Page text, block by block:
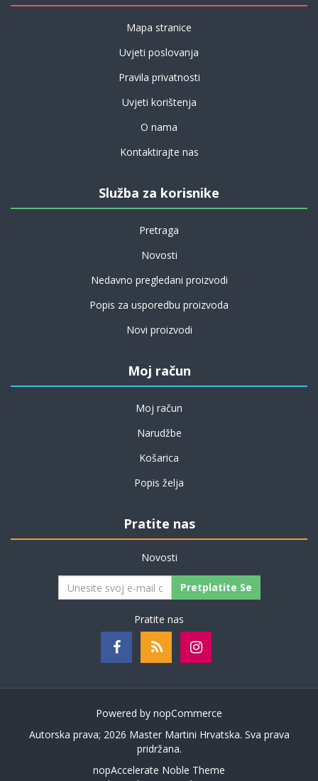
Mapa stranice
Uvjeti poslovanja
Pravila privatnosti
Uvjeti korištenja
O nama
Kontaktirajte nas
Služba za korisnike
Pretraga
Novosti
Nedavno pregledani proizvodi
Popis za usporedbu proizvoda
Novi proizvodi
Moj račun
Moj račun
Narudžbe
Košarica
Popis želja
Pratite nas
Novosti
Pretplatite Se
Pratite nas
Powered by nopCommerce
Autorska prava; 2026 Master Martini Hrvatska. Sva prava
pridržana.
nopAccelerate Noble Theme